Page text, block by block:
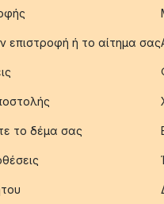
επιστροφή ή το αίτημα σας
το δέμα σας